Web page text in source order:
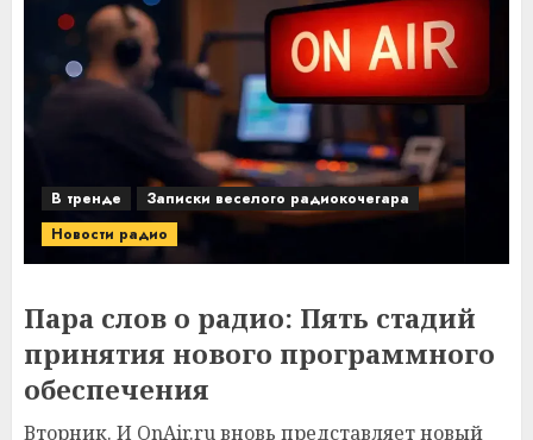
В тренде
Записки веселого радиокочегара
Новости радио
Пара слов о радио: Пять стадий
принятия нового программного
обеспечения
Вторник. И OnAir.ru вновь представляет новый